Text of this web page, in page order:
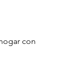
con